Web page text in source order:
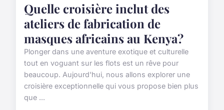
Quelle croisière inclut des
ateliers de fabrication de
masques africains au Kenya?
Plonger dans une aventure exotique et culturelle
tout en voguant sur les flots est un rêve pour
beaucoup. Aujourd'hui, nous allons explorer une
croisière exceptionnelle qui vous propose bien plus
que ...